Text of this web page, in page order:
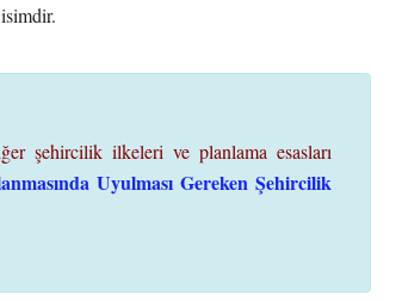
şehircilik ilkeleri ve planlama esasları
Uyulması Gereken Şehircilik